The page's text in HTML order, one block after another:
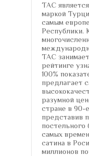
TAC
маркой
самым
Республики.
TAC
рейтинге
100%
предлагает
разумной
стране в 90-
представив
постельного
самых
сатина в
миллионов